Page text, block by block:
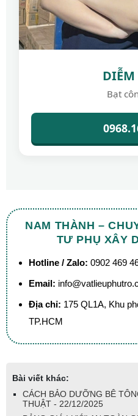
DIỄM
Bạt
NAM THÀNH –
TƯ PHỤ XÂY
Hotline / Zalo: 0902 469
Email:
Địa chỉ: 175 QL1A, Khu
TP.HCM
Bài viết khác:
CÁCH BẢO DƯỠNG BÊ
THUẬT - 22/12/2025